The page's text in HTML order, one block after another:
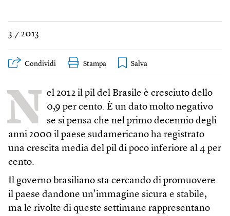
3.7.2013
Condividi Stampa
N el 2012 il pil del Brasile è cresciuto dello
0,9 per cento. È un dato molto negativo
se si pensa che nel primo decennio degli
anni 2000 il paese sudamericano ha registrato
una crescita media del pil di poco inferiore al 4 per
cento.
Il governo brasiliano sta cercando di promuovere
il pae­se dandone un’immagine sicura e stabile,
ma le rivolte di queste settimane rappresentano